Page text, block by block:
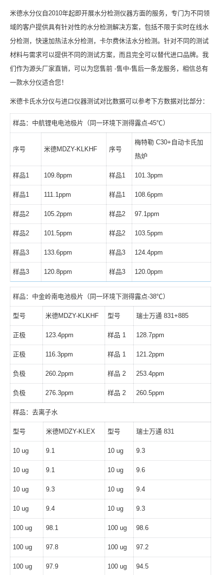
米德水分仪自2010年起即开展水分检测仪器方面的服务，专门为不同领
域的客户提供具有针对性的水分检测解决方案，包括不限于实时在线水
分检测，快速加热法水分检测，卡尔费休法水分检测。针对不同的测试
材料与需求可以提供不同的测试方案，而且完全可以替代进口品牌。我
们作为源头厂家直销，可以为您售前 -售中-售后一条龙服务，相信总有
一款水分仪适合您！
米德卡氏水分仪与进口仪器测试对比数据可以参考下方数据对比部分：
样品：中航锂电电池极片（同一环境下测得露点-45℃）
序号 米德MDZY-KLKHF 序号
梅特勒 C30+自动卡氏加
热炉
样品1 109.8ppm 样品1 101.3ppm
样品1 111.1ppm 样品1 108.6ppm
样品2 105.2ppm 样品2 97.1ppm
样品2 101.5ppm 样品2 103.5ppm
样品3 133.6ppm 样品3 124.4ppm
样品3 120.8ppm 样品3 120.0ppm
样品：中金岭南电池极片（同一环境下测得露点-38℃）
型号 米德MDZY-KLKHF 型号 瑞士万通 831+885
正极 123.4ppm 样品 1 128.7ppm
正极 116.3ppm 样品 1 121.2ppm
负极 260.2ppm 样品 2 253.4ppm
负极 276.3ppm 样品 2 260.5ppm
样品：去离子水
型号 米德MDZY-KLEX 型号 瑞士万通 831
10 ug 9.1 10 ug 9.3
10 ug 9.1 10 ug 9.6
10 ug 9.3 10 ug 9.4
10 ug 9.4 10 ug 9.3
100 ug 98.1 100 ug 98.6
100 ug 97.8 100 ug 97.2
100 ug 97.9 100 ug 94.5